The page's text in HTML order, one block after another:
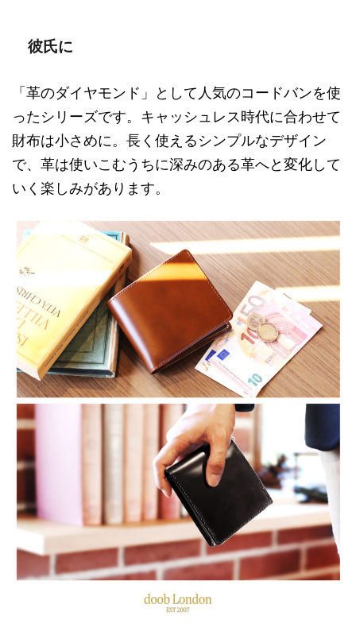
彼氏に
「革のダイヤモンド」として人気のコードバンを使
ったシリーズです。キャッシュレス時代に合わせて
財布は小さめに。長く使えるシンプルなデザイン
で、革は使いこむうちに深みのある革へと変化して
いく楽しみがあります。